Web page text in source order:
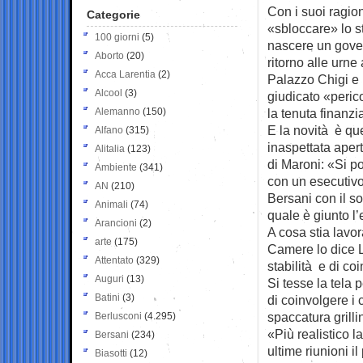
Con i suoi
«sbloccare» lo
nascere un
ritorno alle urne
Palazzo Chigi e
giudicato
la tenuta
E la novità è
inaspettata
di Maroni: «Si
con un
Bersani con il
quale è giunto
A cosa stia
Camere lo dice
stabilità e di
Si tesse la tela
di coinvolgere i
spaccatura
«Più realistico
ultime riunioni il
Categorie
100 giorni (5)
Aborto (20)
Acca Larentia (2)
Alcool (3)
Alemanno (150)
Alfano (315)
Alitalia (123)
Ambiente (341)
AN (210)
Animali (74)
Arancioni (2)
arte (175)
Attentato (329)
Auguri (13)
Batini (3)
Berlusconi (4.295)
Bersani (234)
Biasotti (12)